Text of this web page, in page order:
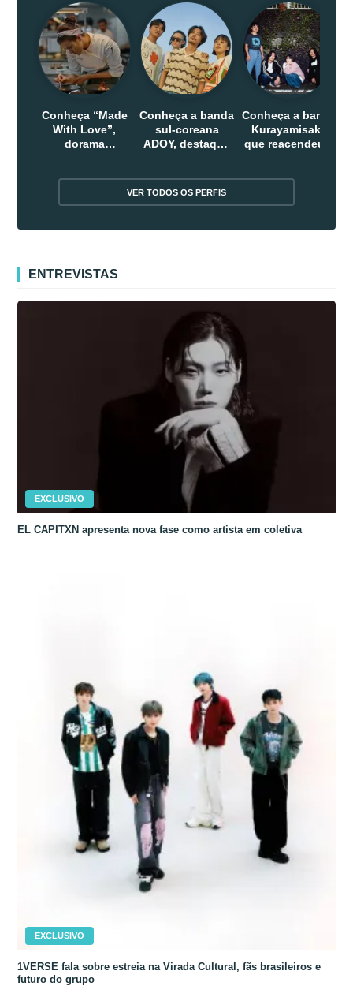
Conheça “Made
With Love”,
dorama
Conheça a banda
sul-coreana
ADOY, destaque
Conheça a banda
Kurayamisaka
que reacendeu o
VER TODOS OS PERFIS
ENTREVISTAS
EXCLUSIVO
EL CAPITXN apresenta nova fase como artista em coletiva
EXCLUSIVO
1VERSE fala sobre estreia na Virada Cultural, fãs brasileiros e
futuro do grupo